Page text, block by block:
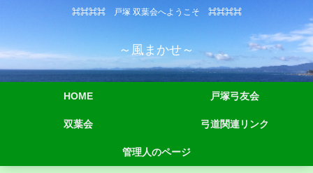
⌘⌘⌘⌘ 戸塚 双葉会へようこそ ⌘⌘⌘⌘
～風まかせ～
HOME 戸塚弓友会
双葉会 弓道関連リンク
管理人のページ